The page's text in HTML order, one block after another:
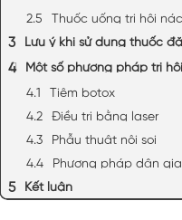
Thuốc uống trị hôi
Lưu ý khi sử dụng thuốc
Một số phương pháp trị
Tiêm botox
Điều trị bằng laser
Phẫu thuật nội soi
Phương pháp dân
Kết luận